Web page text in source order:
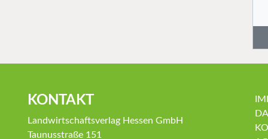
KONTAKT
Landwirtschaftsverlag Hessen GmbH
Taunusstraße 151